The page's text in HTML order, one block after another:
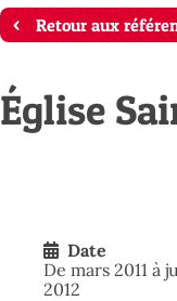
Retour aux
Église
Date
De mars 2011 à
2012